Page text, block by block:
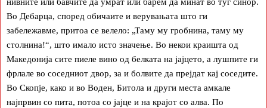
Во Дебарца, според обичаите и верувањата што ги
забележавме, притоа се велело: „Таму му гробнина, таму му
столнина!“, што имало исто значење. Во некои краишта од
Македонија сите пиеле вино од белката на јајцето, а лушпите ги
фрлале во соседниот двор, за и болвите да прејдат кај соседите.
Во Скопје, како и во Воден, Битола и други места амкале
најпрвин со пита, потоа со јајце и на крајот со алва. По